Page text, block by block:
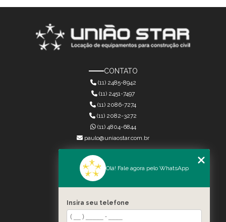
CONTATO
(11) 2485-8942
(11) 2451-7497
(11) 2086-7274
(11) 4804-6844
(11) 2082-3272
paulo@uniaostar.com.br
MENU
QUEM SOMOS
CONTATO
CATEGORIAS
Olá! Fale agora pelo WhatsApp
Insira seu telefone